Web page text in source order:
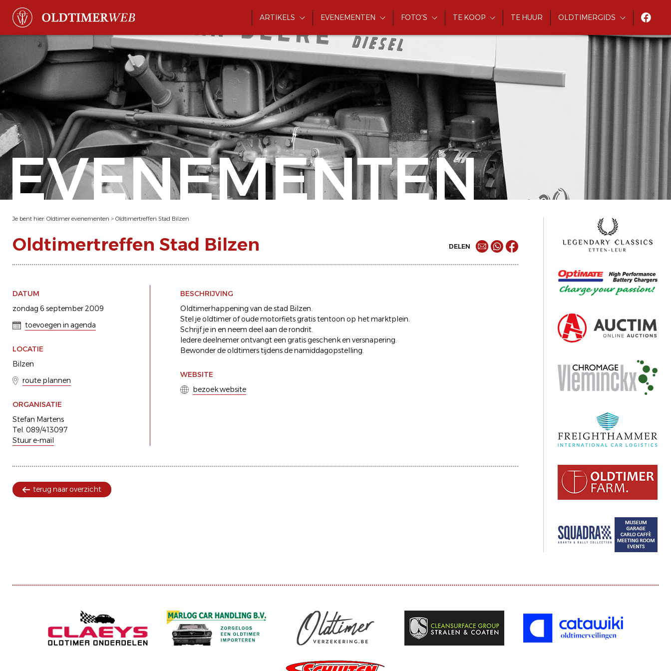
ARTIKELS EVENEMENTEN FOTO'S TE KOOP TE HUUR OLDTIMERGIDS
EVENEMENTEN
Je bent hier: Oldtimer evenementen > Oldtimertreffen Stad Bilzen
Oldtimertreffen Stad Bilzen DELEN
DATUM
zondag 6 september 2009
toevoegen in agenda
LOCATIE
Bilzen
route plannen
ORGANISATIE
Stefan Martens
Tel. 089/413097
Stuur e-mail
BESCHRIJVING
Oldtimerhappening van de stad Bilzen.
Stel je oldtimer of oude motorfiets gratis tentoon op het marktplein.
Schrijf je in en neem deel aan de rondrit.
Iedere deelnemer ontvangt een gratis geschenk en versnapering.
Bewonder de oldtimers tijdens de namiddagopstelling.
WEBSITE
bezoek website
terug naar overzicht